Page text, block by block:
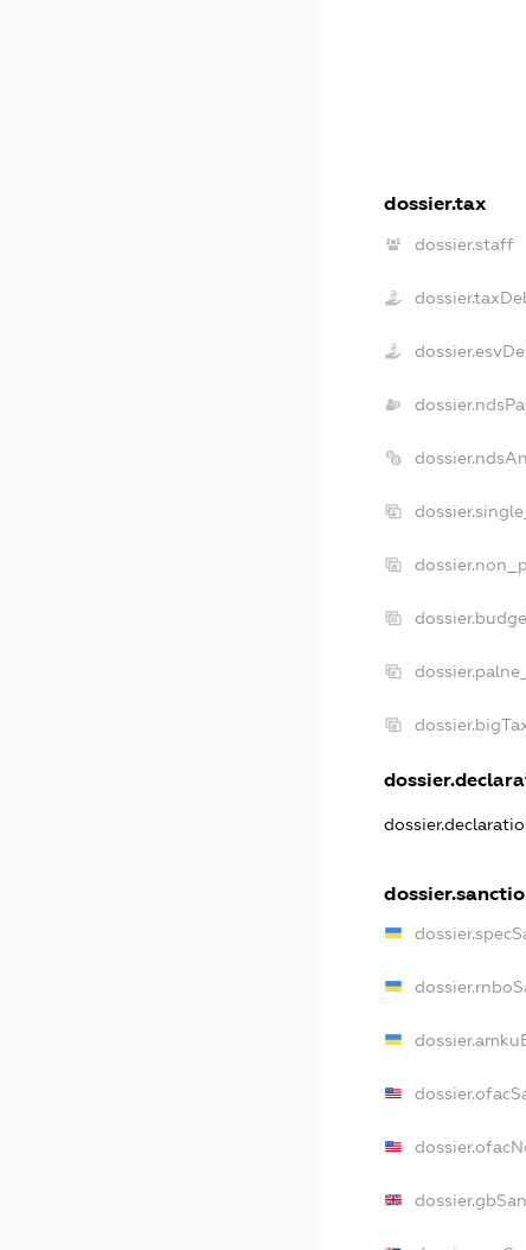
dossier.tax
dossier.staff